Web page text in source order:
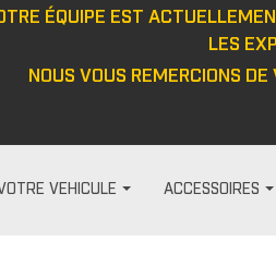
ÉQUIPE EST
LES
NOUS VOUS REMERCIONS
VEHICULE ACCESSOIRES